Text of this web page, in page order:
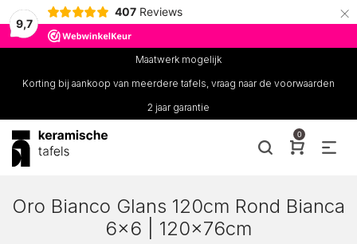
9,7
407 Reviews ×
Maatwerk mogelijk
Korting bij aankoop van meerdere tafels, vraag naar de voorwaarden
2 jaar garantie
0
Oro Bianco Glans 120cm Rond Bianca
6×6 | 120x76cm